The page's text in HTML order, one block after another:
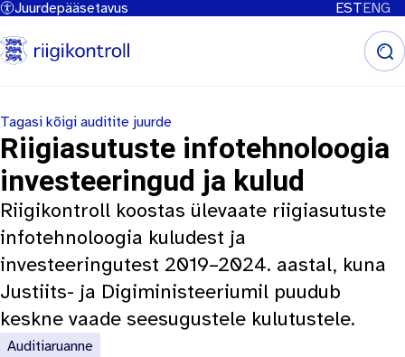
Liigu
põhisisu
juurde
Juurdepääsetavus ESTENG
Tagasi kõigi auditite juurde
Riigiasutuste infotehnoloogia
investeeringud ja kulud
Riigikontroll koostas ülevaate riigiasutuste
infotehnoloogia kuludest ja
investeeringutest 2019–2024. aastal, kuna
Justiits- ja Digiministeeriumil puudub
keskne vaade seesugustele kulutustele.
Auditiaruanne